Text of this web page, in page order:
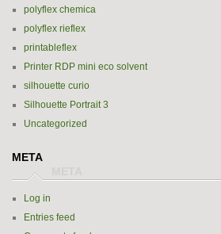
polyflex chemica
polyflex rieflex
printableflex
Printer RDP mini eco solvent
silhouette curio
Silhouette Portrait 3
Uncategorized
META
Log in
Entries feed